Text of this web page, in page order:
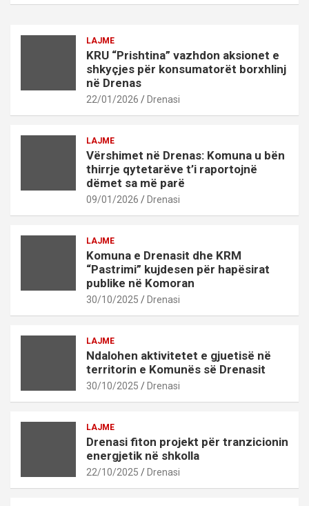
LAJME
KRU “Prishtina” vazhdon aksionet e
shkyçjes për konsumatorët borxhlinj
në Drenas
22/01/2026 Drenasi
LAJME
Vërshimet në Drenas: Komuna u bën
thirrje qytetarëve t’i raportojnë
dëmet sa më parë
09/01/2026 Drenasi
LAJME
Komuna e Drenasit dhe KRM
“Pastrimi” kujdesen për hapësirat
publike në Komoran
30/10/2025 Drenasi
LAJME
Ndalohen aktivitetet e gjuetisë në
territorin e Komunës së Drenasit
30/10/2025 Drenasi
LAJME
Drenasi fiton projekt për tranzicionin
energjetik në shkolla
22/10/2025 Drenasi